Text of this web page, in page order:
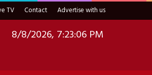
TV Contact Advertise with us
8/8/2026, 7:23:07 PM